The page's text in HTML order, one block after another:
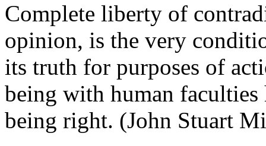
Complete liberty of
opinion, is the very
its truth for purposes of
being with human faculties
being right. (John Stuart